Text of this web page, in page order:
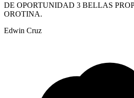
DE OPORTUNIDAD 3 BELLAS
OROTINA.
Edwin Cruz